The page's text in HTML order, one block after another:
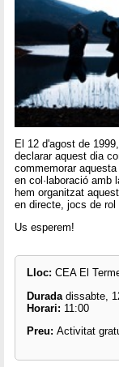
El 12 d'agost de
declarar aquest dia
commemorar
en col·laboració
hem organitzat
en directe, jocs de rol
Us esperem!
Lloc: CEA El
Durada dissabte,
Horari: 11:00
Preu: Activitat